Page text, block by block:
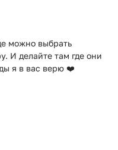
можно выбрать
И делайте там где они
я в вас верю ❤️